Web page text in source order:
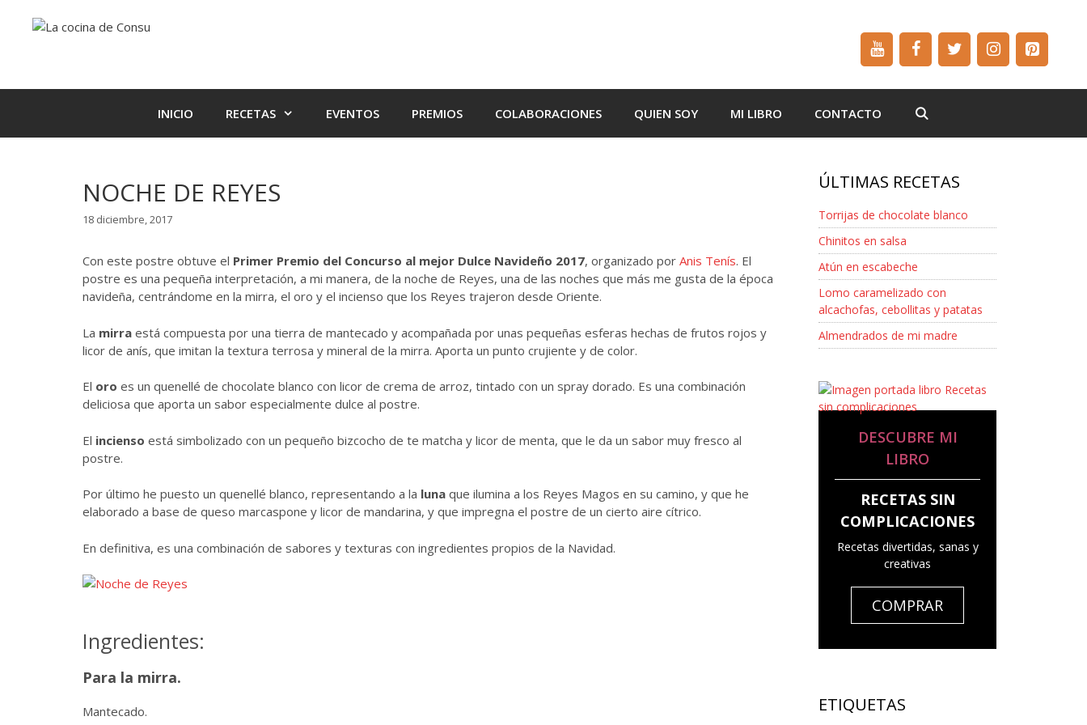
INICIO RECETAS EVENTOS PREMIOS COLABORACIONES QUIEN SOY MI LIBRO CONTACTO
NOCHE DE REYES
18 diciembre, 2017
Con este postre obtuve el Primer Premio del Concurso al mejor Dulce Navideño 2017, organizado por Anis Tenís. El
postre es una pequeña interpretación, a mi manera, de la noche de Reyes, una de las noches que más me gusta de la época
navideña, centrándome en la mirra, el oro y el incienso que los Reyes trajeron desde Oriente.
La mirra está compuesta por una tierra de mantecado y acompañada por unas pequeñas esferas hechas de frutos rojos y
licor de anís, que imitan la textura terrosa y mineral de la mirra. Aporta un punto crujiente y de color.
El oro es un quenellé de chocolate blanco con licor de crema de arroz, tintado con un spray dorado. Es una combinación
deliciosa que aporta un sabor especialmente dulce al postre.
El incienso está simbolizado con un pequeño bizcocho de te matcha y licor de menta, que le da un sabor muy fresco al
postre.
Por último he puesto un quenellé blanco, representando a la luna que ilumina a los Reyes Magos en su camino, y que he
elaborado a base de queso marcaspone y licor de mandarina, y que impregna el postre de un cierto aire cítrico.
En definitiva, es una combinación de sabores y texturas con ingredientes propios de la Navidad.
Ingredientes:
Para la mirra.
Mantecado.
ÚLTIMAS RECETAS
Torrijas de chocolate blanco
Chinitos en salsa
Atún en escabeche
Lomo caramelizado con
alcachofas, cebollitas y patatas
Almendrados de mi madre
DESCUBRE MI
LIBRO
RECETAS SIN
COMPLICACIONES
Recetas divertidas, sanas y
creativas
COMPRAR
ETIQUETAS